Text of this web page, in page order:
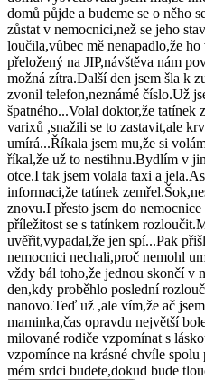
domů půjde a budeme se o něho
zůstat v nemocnici,než se jeho
loučila,vůbec mě nenapadlo,že
přeložený na JIP,návštěva nám
možná zítra.Další den jsem šla k
zvonil telefon,neznámé číslo.Už
špatného...Volal doktor,že tatínek
varixů ,snažili se to zastavit,ale
umírá...Říkala jsem mu,že si
říkal,že už to nestihnu.Bydlím v
otce.I tak jsem volala taxi a
informaci,že tatínek
znovu.I přesto jsem do
příležitost se s tatínkem
uvěřit,vypadal,že jen spí...Pak
nemocnici nechali,proč nemohl
vždy bál toho,že jednou skončí v
den,kdy proběhlo poslední
nanovo.Teď už ,ale vím,že ač
maminka,čas opravdu největší
milované rodiče vzpomínat s
vzpomínce na krásné chvíle
mém srdci budete,dokud bude